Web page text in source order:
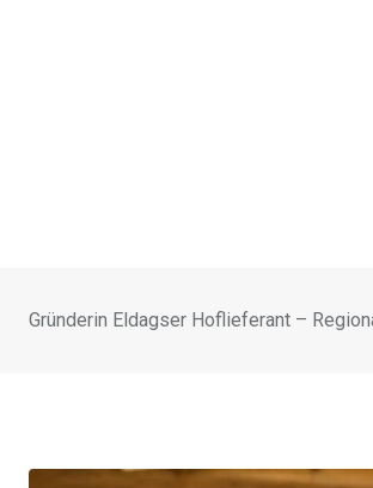
Gründerin Eldagser Hoflieferant –